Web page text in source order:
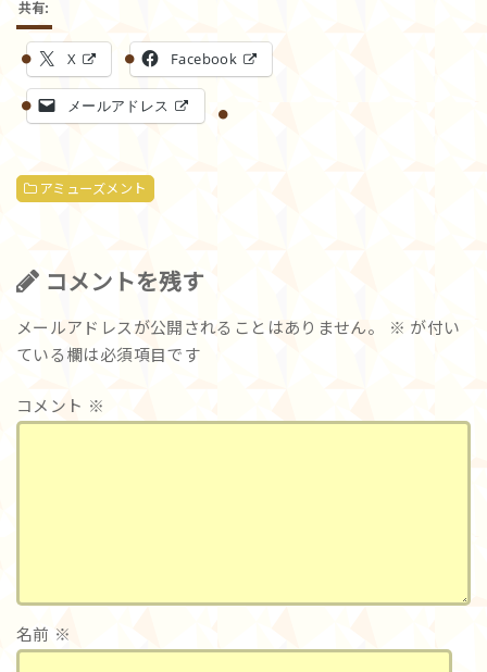
共有:
X Facebook
メールアドレス
アミューズメント
コメントを残す
メールアドレスが公開されることはありません。 ※ が付い
ている欄は必須項目です
コメント ※
名前 ※